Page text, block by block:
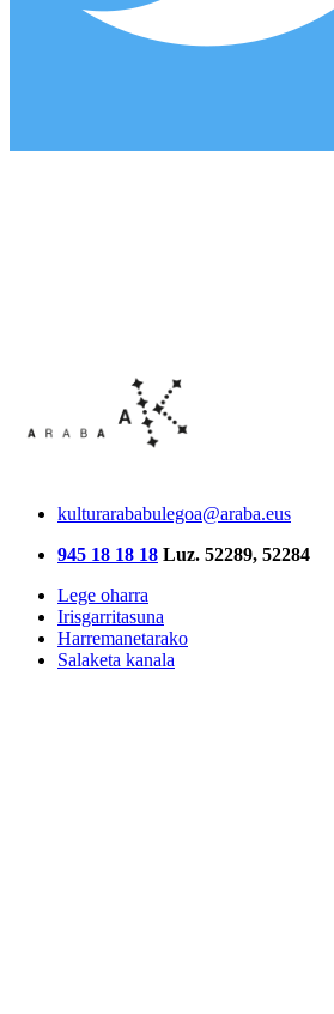
kulturarababulegoa@araba.eus
945 18 18 18 Luz. 52289, 52284
Lege oharra
Irisgarritasuna
Harremanetarako
Salaketa kanala